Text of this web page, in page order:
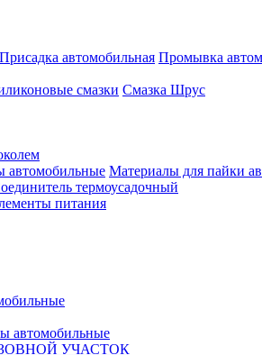
Присадка автомобильная Промывка
смазки Смазка Шрус
автомобильные Материалы для пайки
термоусадочный
питания
автомобильные
УЧАСТОК